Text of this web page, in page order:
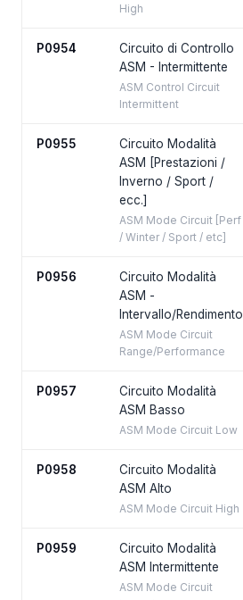
High
P0954
Circuito di Controllo
ASM - Intermittente
ASM Control Circuit
Intermittent
P0955
Circuito Modalità
ASM [Prestazioni /
Inverno / Sport /
ecc.]
ASM Mode Circuit [Perf
/ Winter / Sport / etc]
P0956
Circuito Modalità
ASM -
Intervallo/Rendimento
ASM Mode Circuit
Range/Performance
P0957
Circuito Modalità
ASM Basso
ASM Mode Circuit Low
P0958
Circuito Modalità
ASM Alto
ASM Mode Circuit High
P0959
Circuito Modalità
ASM Intermittente
ASM Mode Circuit